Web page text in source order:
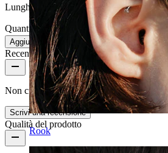
Rook
Lunghezza:
12 mm
Quantità: 1
Modifica
Aggiungi al carrello
Recensioni del prodotto
Non ci sono ancora recensioni per questo
Scrivi una recensione
Qualità del prodotto